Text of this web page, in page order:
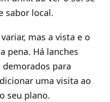
sabor local.
mas a vista e o
pena. Há lanches
para
uma visita ao
seu plano.